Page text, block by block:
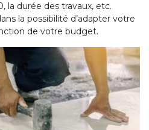
la durée des travaux, etc.
la possibilité d’adapter votre
de votre budget.